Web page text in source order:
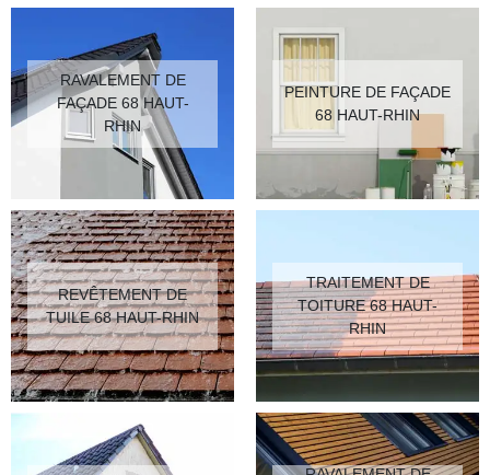
RAVALEMENT DE
FAÇADE 68 HAUT-
RHIN
PEINTURE DE FAÇADE
68 HAUT-RHIN
REVÊTEMENT DE
TUILE 68 HAUT-RHIN
TRAITEMENT DE
TOITURE 68 HAUT-
RHIN